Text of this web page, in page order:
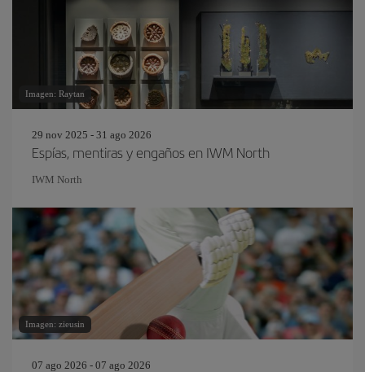
Imagen: Raytan
29 nov 2025 - 31 ago 2026
Espías, mentiras y engaños en IWM North
IWM North
Imagen: zieusin
07 ago 2026 - 07 ago 2026